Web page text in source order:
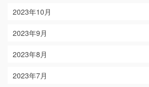
2023年10月
2023年9月
2023年8月
2023年7月